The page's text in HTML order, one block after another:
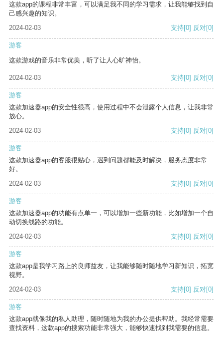
这款app的课程非常丰富，可以满足我不同的学习需求，让我能够找到自
己感兴趣的知识。
2024-02-03
支持[0] 反对[0]
游客
这款游戏的音乐非常优美，听了让人心旷神怡。
2024-02-03 支持[0] 反对[0]
游客
这款加速器app的安全性很高，使用过程中不会泄露个人信息，让我非常
放心。
2024-02-03
支持[0] 反对[0]
游客
这款加速器app的客服很贴心，遇到问题都能及时解决，服务态度非常
好。
2024-02-03
支持[0] 反对[0]
游客
这款加速器app的功能有点单一，可以增加一些新功能，比如增加一个自
动切换线路的功能。
2024-02-03
支持[0] 反对[0]
游客
这款app是我学习路上的良师益友，让我能够随时随地学习新知识，拓宽
视野。
2024-02-03
支持[0] 反对[0]
游客
这款app就像我的私人助理，随时随地为我的办公提供帮助。我经常需要
查找资料，这款app的搜索功能非常强大，能够快速找到我需要的信息。